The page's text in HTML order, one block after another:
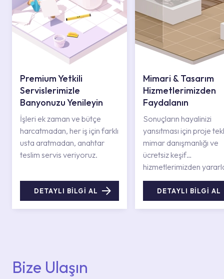
Premium Yetkili
Servislerimizle
Banyonuzu Yenileyin
İşleri ek zaman ve bütçe
harcatmadan, her iş için farklı
usta aratmadan, anahtar
teslim servis veriyoruz.
DETAYLI BİLGİ AL
Mimari & Tasarım
Hizmetlerimizden
Faydalanın
Sonuçların hayalinizi
yansıtması için proje
mimar danışmanlığı ve
ücretsiz keşif
hizmetlerimizden
DETAYLI BİLGİ AL
Bize Ulaşın